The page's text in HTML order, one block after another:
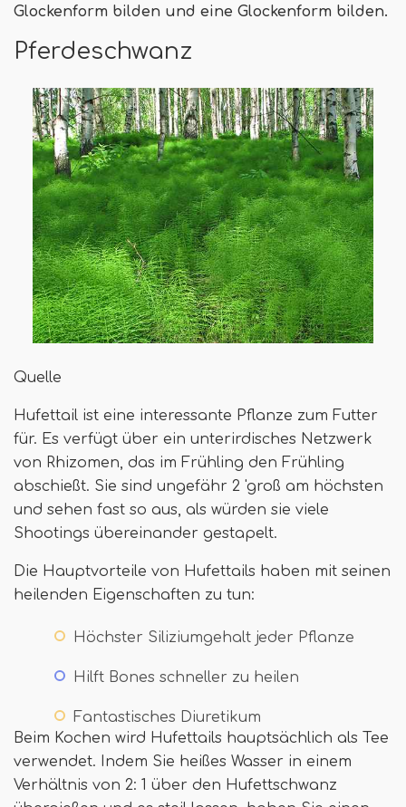
Glockenform bilden und eine Glockenform bilden.
Pferdeschwanz
Quelle
Hufettail ist eine interessante Pflanze zum Futter
für. Es verfügt über ein unterirdisches Netzwerk
von Rhizomen, das im Frühling den Frühling
abschießt. Sie sind ungefähr 2 'groß am höchsten
und sehen fast so aus, als würden sie viele
Shootings übereinander gestapelt.
Die Hauptvorteile von Hufettails haben mit seinen
heilenden Eigenschaften zu tun:
Höchster Siliziumgehalt jeder Pflanze
Hilft Bones schneller zu heilen
Fantastisches Diuretikum
Beim Kochen wird Hufettails hauptsächlich als Tee
verwendet. Indem Sie heißes Wasser in einem
Verhältnis von 2: 1 über den Hufettschwanz